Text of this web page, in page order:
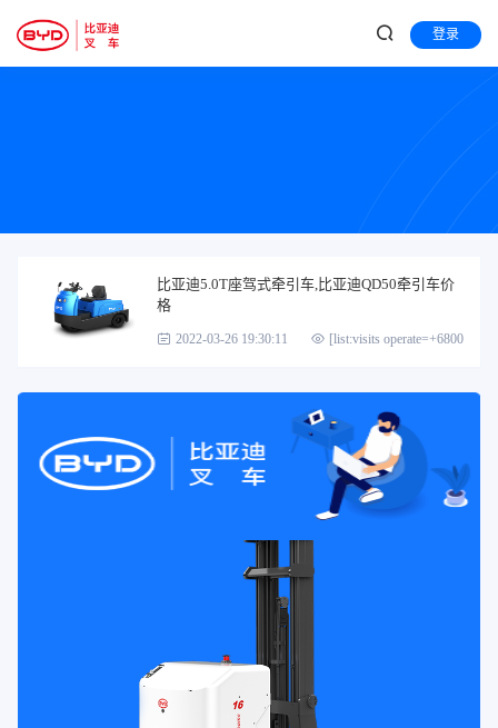
登录
比亚迪5.0T座驾式牵引车,比亚迪QD50牵引车价
格
2022-03-26 19:30:11 [list:visits operate=+6800]